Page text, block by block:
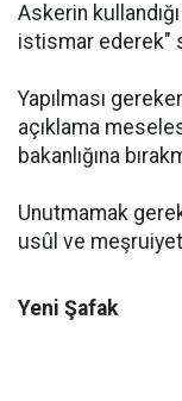
Askerin
istismar ederek"
Yapılması
açıklama
bakanlığına
Unutmamak
usûl ve
Yeni Şafak